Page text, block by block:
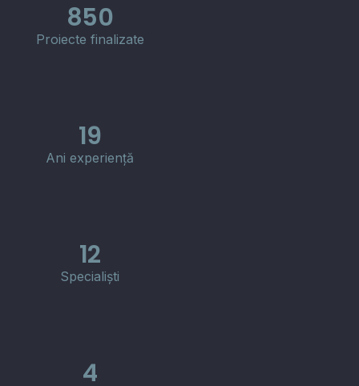
850
Proiecte finalizate
19
Ani experiență
12
Specialiști
4